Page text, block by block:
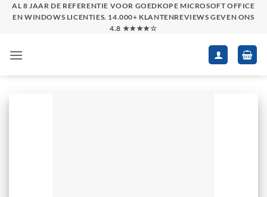
SkipAL 8 JAAR DE REFERENTIE VOOR GOEDKOPE MICROSOFT OFFICE
EN WINDOWS LICENTIES. 14.000+ KLANTENREVIEWS GEVEN ONS
4.8 ★★★★☆